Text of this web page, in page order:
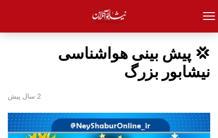
💢 پیش بینی هواشناسی
نیشابور بزرگ
2 سال پیش